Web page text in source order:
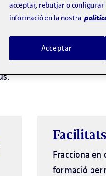
Lideratge i Direcció de
interessats en
Fracciona en
formació
acceptar, rebutjar o
informació en la nostra
Acceptar